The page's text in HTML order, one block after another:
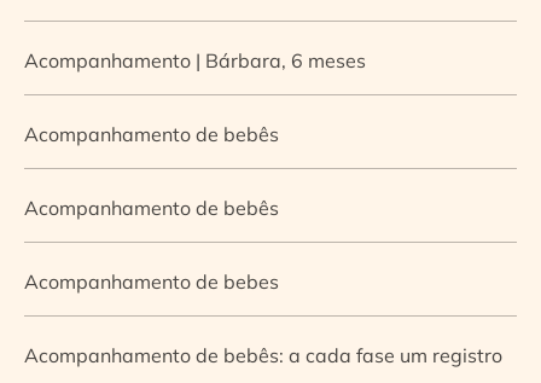
Acompanhamento | Bárbara, 6 meses
Acompanhamento de bebês
Acompanhamento de bebês
Acompanhamento de bebes
Acompanhamento de bebês: a cada fase um registro